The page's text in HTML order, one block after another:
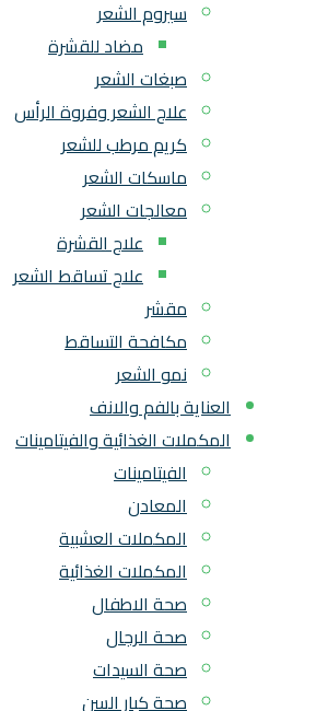
سيروم الشعر
مضاد للقشرة
صبغات الشعر
علاج الشعر وفروة الرأس
كريم مرطب للشعر
ماسكات الشعر
معالجات الشعر
علاج القشرة
علاج تساقط الشعر
مقشر
مكافحة التساقط
نمو الشعر
العناية بالفم والانف
المكملات الغذائية والفيتامينات
الفيتامينات
المعادن
المكملات العشبية
المكملات الغذائية
صحة الاطفال
صحة الرجال
صحة السيدات
صحة كبار السن